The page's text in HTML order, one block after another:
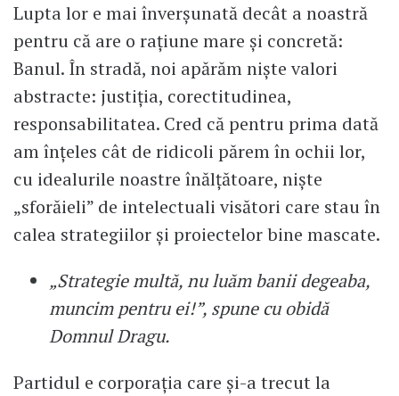
Lupta lor e mai înverșunată decât a noastră
pentru că are o rațiune mare și concretă:
Banul. În stradă, noi apărăm niște valori
abstracte: justiția, corectitudinea,
responsabilitatea. Cred că pentru prima dată
am înțeles cât de ridicoli părem în ochii lor,
cu idealurile noastre înălțătoare, niște
„sforăieli” de intelectuali visători care stau în
calea strategiilor și proiectelor bine mascate.
„Strategie multă, nu luăm banii degeaba,
muncim pentru ei!”, spune cu obidă
Domnul Dragu.
Partidul e corporația care și-a trecut la